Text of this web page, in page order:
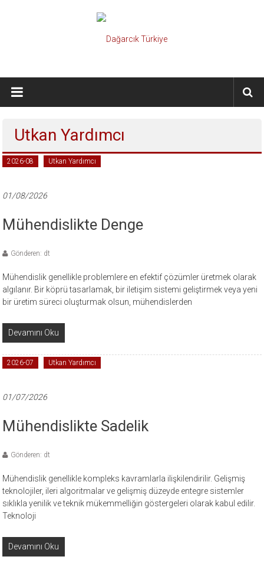
Dağarcık
Türkiye
Türkiye
Cumhuriyeti…
Utkan Yardımcı
2026-08 Utkan Yardımcı
01/08/2026
Mühendislikte Denge
Gönderen: dt
Mühendislik genellikle problemlere en efektif çözümler üretmek olarak
algılanır. Bir köprü tasarlamak, bir iletişim sistemi geliştirmek veya yeni
bir üretim süreci oluşturmak olsun, mühendislerden
Devamını Oku
2026-07 Utkan Yardımcı
01/07/2026
Mühendislikte Sadelik
Gönderen: dt
Mühendislik genellikle kompleks kavramlarla ilişkilendirilir. Gelişmiş
teknolojiler, ileri algoritmalar ve gelişmiş düzeyde entegre sistemler
sıklıkla yenilik ve teknik mükemmelliğin göstergeleri olarak kabul edilir.
Teknoloji
Devamını Oku